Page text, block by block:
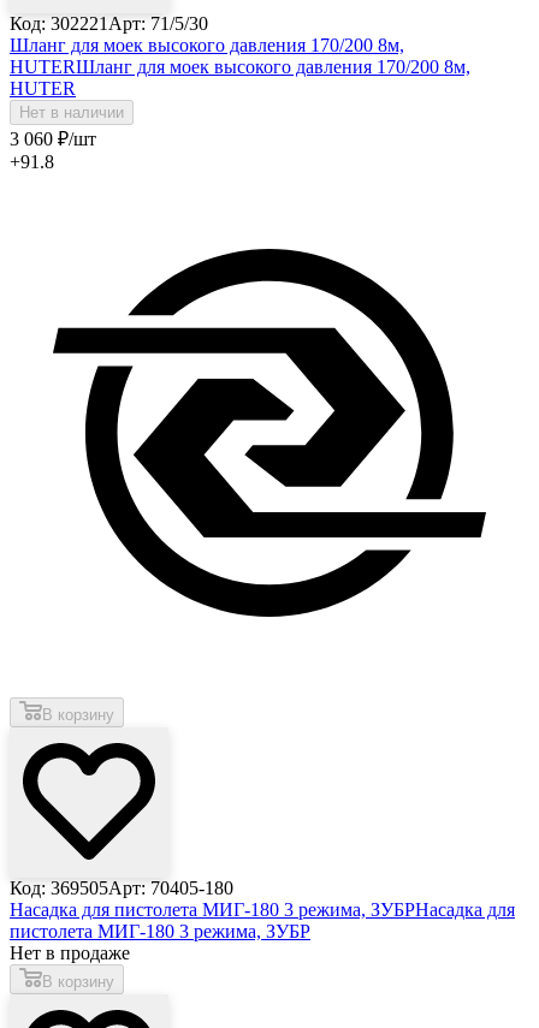
Код: 302221 Арт: 71/5/30
Шланг для моек высокого давления 170/200 8м,
HUTERШланг для моек высокого давления 170/200 8м,
HUTER
Нет в наличии
3 060 ₽/шт
+91.8
В корзину
Код: 369505Арт: 70405-180
Насадка для пистолета МИГ-180 3 режима, ЗУБРНасадка для
пистолета МИГ-180 3 режима, ЗУБР
Нет в продаже
В корзину